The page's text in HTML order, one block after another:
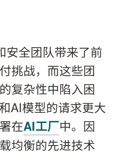
安全团队带来了前
挑战，而这些团
复杂性中陷入困
AI模型的请求更大
在AI工厂中。因
均衡的先进技术